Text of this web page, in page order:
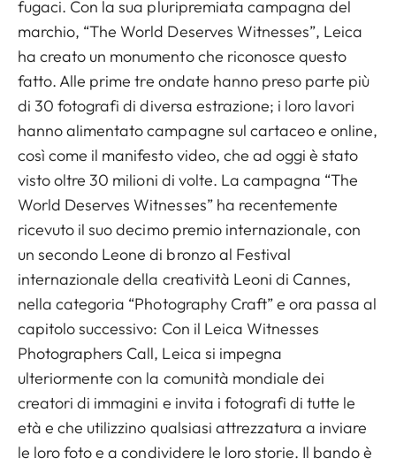
fugaci. Con la sua pluripremiata campagna del
marchio, “The World Deserves Witnesses”, Leica
ha creato un monumento che riconosce questo
fatto. Alle prime tre ondate hanno preso parte più
di 30 fotografi di diversa estrazione; i loro lavori
hanno alimentato campagne sul cartaceo e online,
così come il manifesto video, che ad oggi è stato
visto oltre 30 milioni di volte. La campagna “The
World Deserves Witnesses” ha recentemente
ricevuto il suo decimo premio internazionale, con
un secondo Leone di bronzo al Festival
internazionale della creatività Leoni di Cannes,
nella categoria “Photography Craft” e ora passa al
capitolo successivo: Con il Leica Witnesses
Photographers Call, Leica si impegna
ulteriormente con la comunità mondiale dei
creatori di immagini e invita i fotografi di tutte le
età e che utilizzino qualsiasi attrezzatura a inviare
le loro foto e a condividere le loro storie. Il bando è